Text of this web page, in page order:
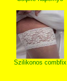
Szilikonos combfix